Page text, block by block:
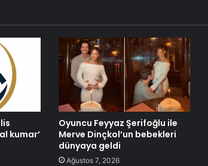
kumar’
Oyuncu Feyyaz Şerifoğlu ile
Merve Dinçkol’un bebekleri
dünyaya geldi
Ağustos 7, 2026